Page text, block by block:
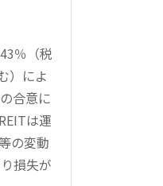
％（税
）によ
合意に
は運
の変動
損失が